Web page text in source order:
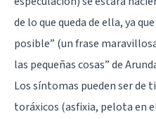
de lo que queda de ella, ya
posible” (un frase
las pequeñas cosas” de
Los síntomas pueden ser
toráxicos (asfixia, pelota en